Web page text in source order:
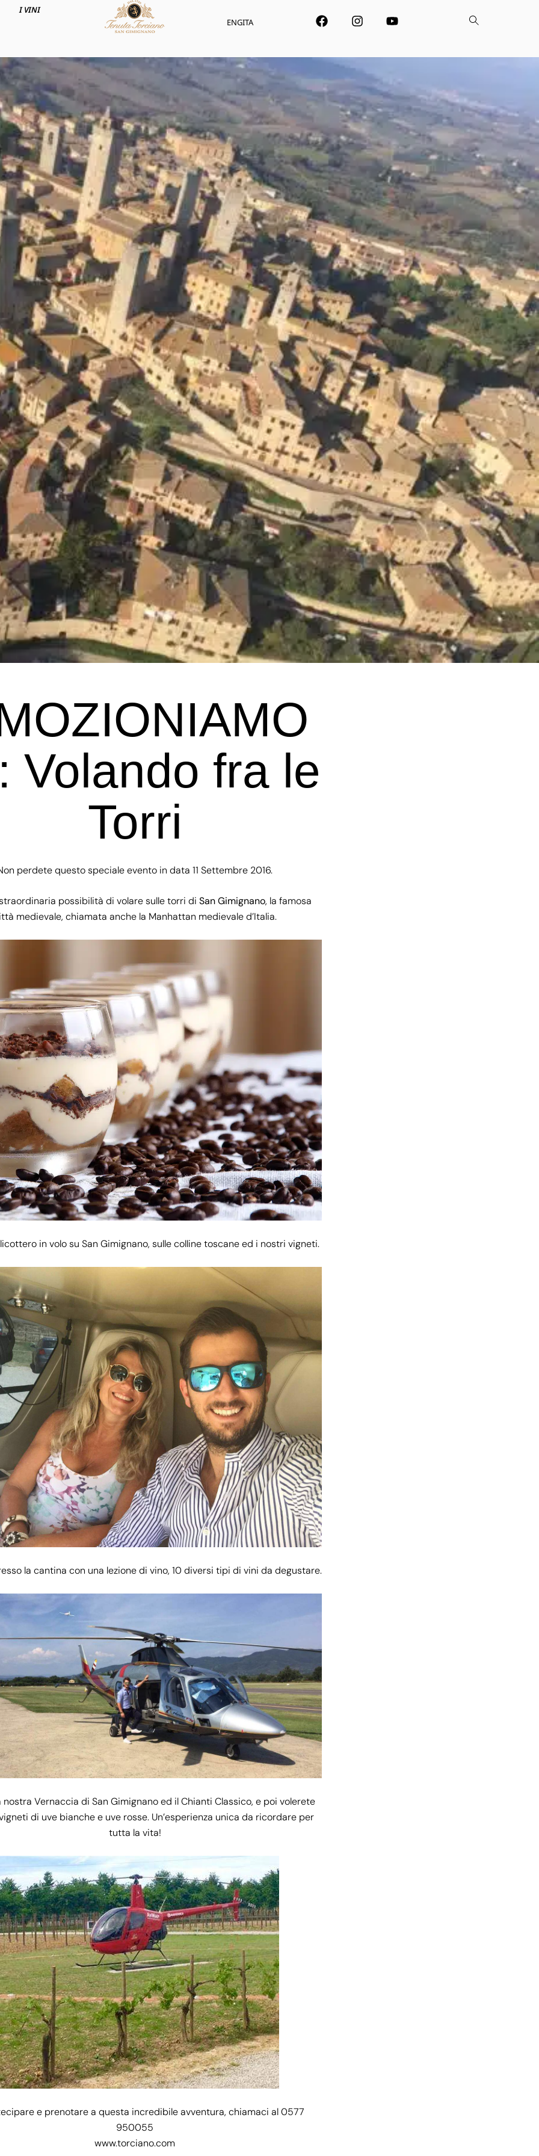
I VINI
ENGITA
Volando fra le
Torri
perdete questo speciale evento in data 11 Settembre 2016.
possibilità di volare sulle torri di San Gimignano, la famosa
medievale, chiamata anche la Manhattan medievale d’Italia.
in volo su San Gimignano, sulle colline toscane ed i nostri vigneti.
la cantina con una lezione di vino, 10 diversi tipi di vini da degustare.
nostra Vernaccia di San Gimignano ed il Chianti Classico, e poi volerete
di uve bianche e uve rosse. Un’esperienza unica da ricordare per
tutta la vita!
e prenotare a questa incredibile avventura, chiamaci al 0577
950055
www.torciano.com